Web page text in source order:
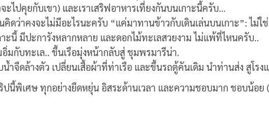
จะไปคุยกับเขา) และเราเสริฟอาหารเที่ยงกันบนเกาะนี้ครับ…
ดว่าคงจะไม่มีอะไรนะครับ “แค่มาทานข้าวกับเดินเล่นบนเกาะ”: ไม่
ะนี้ มีปะการังหลากหลาย และดอกไม้ทะเลสวยงาม ไม่แพ้ที่ไหนครับ..
อิ่มกับทะเล.. ขึ้นเรือมุ่งหน้ากลับสู่ ชุมพรมารีน่า.
น้ำจืดล้างตัว เปลี่ยนเสื้อผ้าที่ท่าเรือ และขึ้นรถตู้คันเดิม นำท่านส่ง สูโร
ปนี้พิเศษ ทุกอย่างยืดหยุ่น อิสระด้านเวลา และความชอบมาก ชอบน้อ